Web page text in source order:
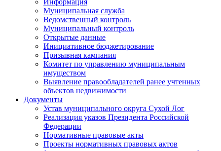
Информация
Муниципальная служба
Ведомственный контроль
Муниципальный контроль
Открытые данные
Инициативное бюджетирование
Призывная кампания
Комитет по управлению муниципальным
имуществом
Выявление правообладателей ранее учтенных
объектов недвижимости
Документы
Устав муниципального округа Сухой Лог
Реализация указов Президента Российской
Федерации
Нормативные правовые акты
Проекты нормативных правовых актов